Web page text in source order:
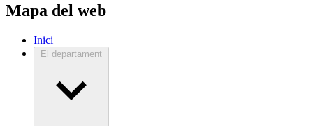
Mapa del web
Inici
El departament